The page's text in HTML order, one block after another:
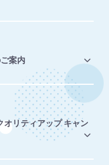
案内
オリティアップ キャン